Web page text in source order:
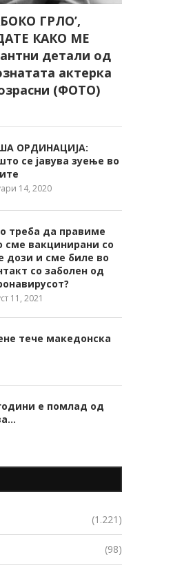
ГРЛО’,
КАКО МЕ
детали од
актерка
(ФОТО)
ОРДИНАЦИЈА:
се јавува зуење во
14, 2020
треба да правиме
сме вакцинирани со
дози и сме биле во
со заболен од
11, 2021
тече македонска
е помлад од
(1.221)
(98)